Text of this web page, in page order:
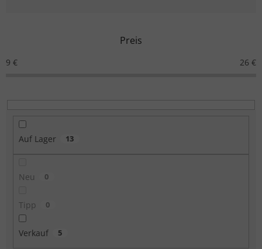
Preis
9 € 26 €
Auf Lager 13
Neu 0
Tipp 0
Verkauf 5